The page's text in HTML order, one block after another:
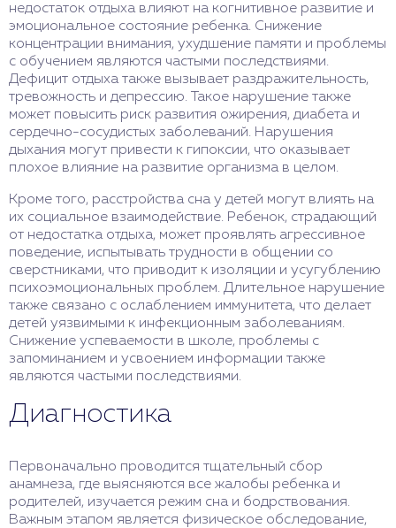
недостаток отдыха влияют на когнитивное развитие и
эмоциональное состояние ребенка. Снижение
концентрации внимания, ухудшение памяти и проблемы
с обучением являются частыми последствиями.
Дефицит отдыха также вызывает раздражительность,
тревожность и депрессию. Такое нарушение также
может повысить риск развития ожирения, диабета и
сердечно-сосудистых заболеваний. Нарушения
дыхания могут привести к гипоксии, что оказывает
плохое влияние на развитие организма в целом.
Кроме того, расстройства сна у детей могут влиять на
их социальное взаимодействие. Ребенок, страдающий
от недостатка отдыха, может проявлять агрессивное
поведение, испытывать трудности в общении со
сверстниками, что приводит к изоляции и усугублению
психоэмоциональных проблем. Длительное нарушение
также связано с ослаблением иммунитета, что делает
детей уязвимыми к инфекционным заболеваниям.
Снижение успеваемости в школе, проблемы с
запоминанием и усвоением информации также
являются частыми последствиями.
Диагностика
Первоначально проводится тщательный сбор
анамнеза, где выясняются все жалобы ребенка и
родителей, изучается режим сна и бодрствования.
Важным этапом является физическое обследование,